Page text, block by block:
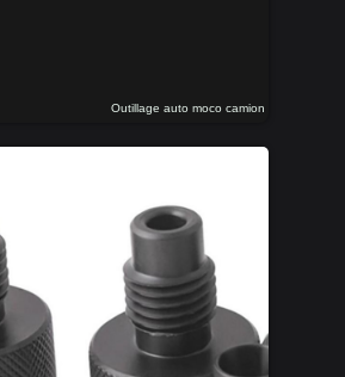
Outillage auto moco camion